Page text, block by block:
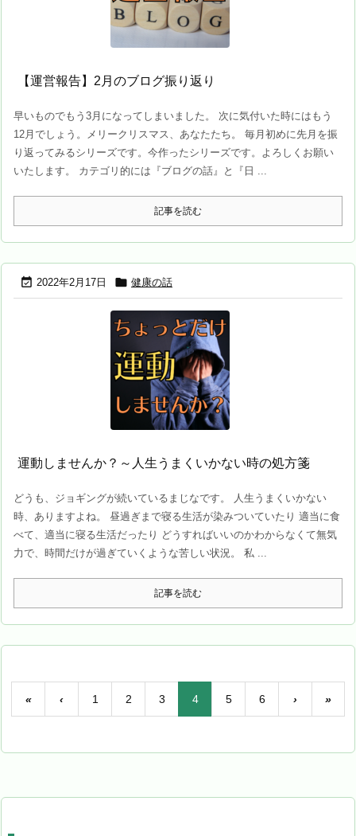
【運営報告】2月のブログ振り返り
早いものでもう3月になってしまいました。 次に気付いた時にはもう
12月でしょう。メリークリスマス、あなたたち。 毎月初めに先月を振
り返ってみるシリーズです。今作ったシリーズです。よろしくお願い
いたします。 カテゴリ的には『ブログの話』と『日 ...
記事を読む
 2022年2月17日  健康の話
運動しませんか？～人生うまくいかない時の処方箋
どうも、ジョギングが続いているまじなです。 人生うまくいかない
時、ありますよね。 昼過ぎまで寝る生活が染みついていたり 適当に食
べて、適当に寝る生活だったり どうすればいいのかわからなくて無気
力で、時間だけが過ぎていくような苦しい状況。 私 ...
記事を読む
« ‹ 1 2 3 4 5 6 › »